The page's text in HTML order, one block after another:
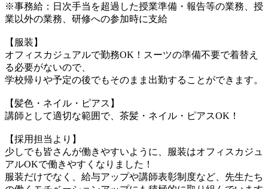
※事務給：日次手当を超過した授業準備・報告等の業務、授
業以外の業務、研修への参加時に支給
【服装】
オフィスカジュアルで勤務OK！スーツの準備不要で着替え
る必要がないので、
学校帰りや予定の後でもそのまま出勤することができます。
【髪色・ネイル・ピアス】
講師として適切な範囲で、茶髪・ネイル・ピアスOK！
【採用担当より】
少しでも皆さんが働きやすいように、服装はオフィスカジュ
アルOKで働きやすくなりました！
服装だけでなく、給与アップや講師表彰制度など、先生たち